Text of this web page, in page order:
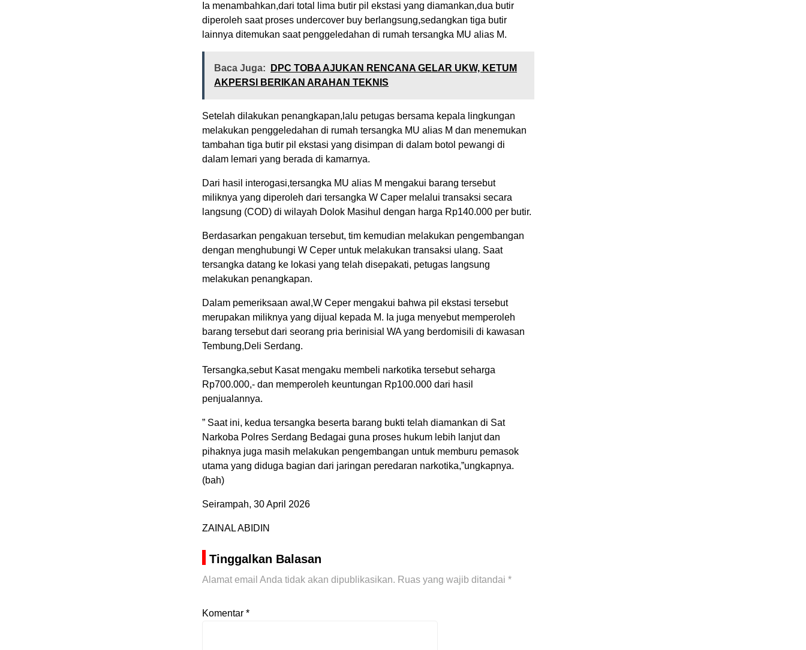
Ia menambahkan,dari total lima butir pil ekstasi yang diamankan,dua butir
diperoleh saat proses undercover buy berlangsung,sedangkan tiga butir
lainnya ditemukan saat penggeledahan di rumah tersangka MU alias M.
Baca Juga:
DPC TOBA AJUKAN RENCANA GELAR UKW, KETUM
AKPERSI BERIKAN ARAHAN TEKNIS
Setelah dilakukan penangkapan,lalu petugas bersama kepala lingkungan
melakukan penggeledahan di rumah tersangka MU alias M dan menemukan
tambahan tiga butir pil ekstasi yang disimpan di dalam botol pewangi di
dalam lemari yang berada di kamarnya.
Dari hasil interogasi,tersangka MU alias M mengakui barang tersebut
miliknya yang diperoleh dari tersangka W Caper melalui transaksi secara
langsung (COD) di wilayah Dolok Masihul dengan harga Rp140.000 per butir.
Berdasarkan pengakuan tersebut, tim kemudian melakukan pengembangan
dengan menghubungi W Ceper untuk melakukan transaksi ulang. Saat
tersangka datang ke lokasi yang telah disepakati, petugas langsung
melakukan penangkapan.
Dalam pemeriksaan awal,W Ceper mengakui bahwa pil ekstasi tersebut
merupakan miliknya yang dijual kepada M. Ia juga menyebut memperoleh
barang tersebut dari seorang pria berinisial WA yang berdomisili di kawasan
Tembung,Deli Serdang.
Tersangka,sebut Kasat mengaku membeli narkotika tersebut seharga
Rp700.000,- dan memperoleh keuntungan Rp100.000 dari hasil
penjualannya.
” Saat ini, kedua tersangka beserta barang bukti telah diamankan di Sat
Narkoba Polres Serdang Bedagai guna proses hukum lebih lanjut dan
pihaknya juga masih melakukan pengembangan untuk memburu pemasok
utama yang diduga bagian dari jaringan peredaran narkotika,”ungkapnya.
(bah)
Seirampah, 30 April 2026
ZAINAL ABIDIN
Tinggalkan Balasan
Alamat email Anda tidak akan dipublikasikan. Ruas yang wajib ditandai *
Komentar *